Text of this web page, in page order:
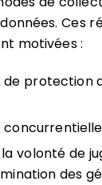
Ces
motivées :
de protection
volonté de
des